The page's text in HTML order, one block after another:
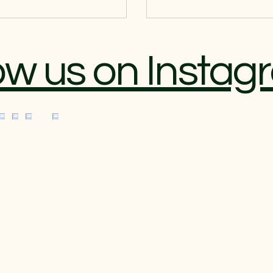
us on